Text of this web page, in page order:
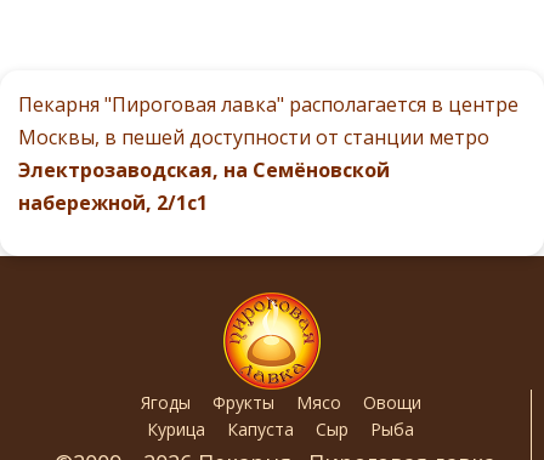
Пекарня "Пироговая лавка" располагается в центре
Москвы, в пешей доступности от станции метро
Электрозаводская, на Семёновской
набережной, 2/1с1
Ягоды Фрукты Мясо
Овощи
Курица
Капуста Сыр Рыба